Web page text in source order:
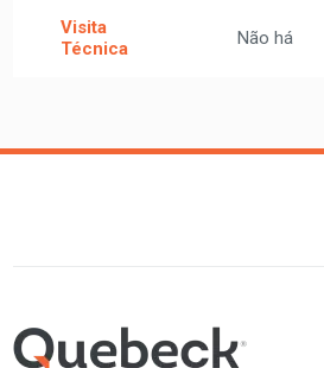
Visita
Técnica
Não há